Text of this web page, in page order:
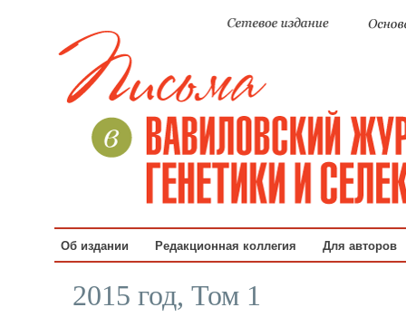
Об издании Редакционная коллегия Для авторов
2015 год, Том 1